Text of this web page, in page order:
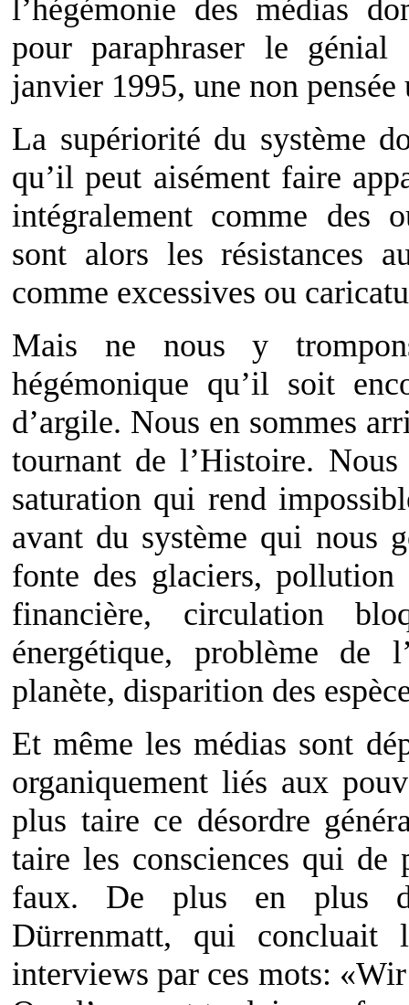
l’hégémonie des médias
pour paraphraser le génial
janvier 1995, une non pensée
La supériorité du système
qu’il peut aisément faire
intégralement comme des
sont alors les résistances
comme excessives ou
Mais ne nous y
hégémonique qu’il soit
d’argile. Nous en sommes
tournant de l’Histoire.
saturation qui rend
avant du système qui nous
fonte des glaciers, pollution
financière, circulation
énergétique, problème de
planète, disparition des
Et même les médias sont
organiquement liés aux
plus taire ce désordre
taire les consciences qui
faux. De plus en plus
Dürrenmatt, qui concluait
interviews par ces mots: